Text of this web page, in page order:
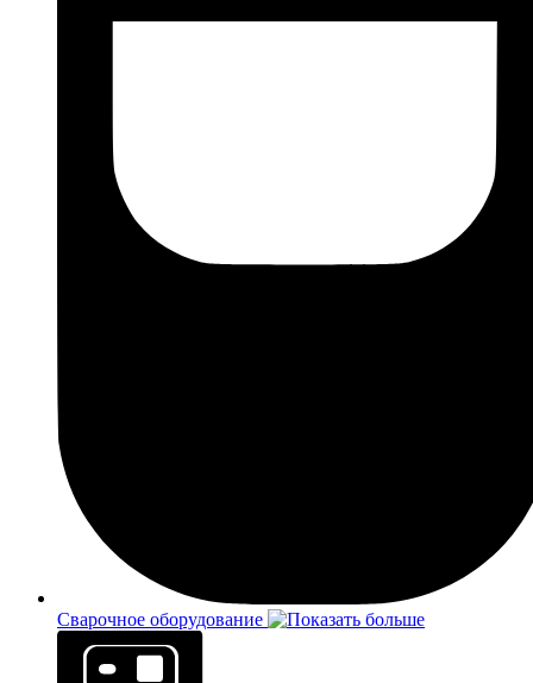
Сварочное оборудование